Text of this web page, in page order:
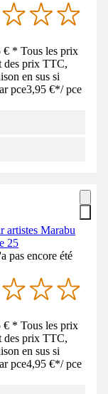
* Tous les prix
des prix TTC,
en sus si
pce3,95 €*/ pce
artistes Marabu
25
pas encore été
* Tous les prix
des prix TTC,
en sus si
pce4,95 €*/ pce